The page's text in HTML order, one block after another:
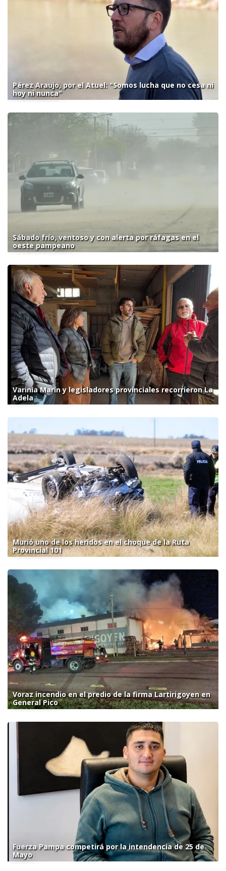
Pérez Araujo, por el Atuel: "Somos lucha que no cesa ni
hoy ni nunca"
Sábado frío, ventoso y con alerta por ráfagas en el
oeste pampeano
Varinia Marín y legisladores provinciales recorrieron La
Adela
Murió uno de los heridos en el choque de la Ruta
Provincial 101
Voraz incendio en el predio de la firma Lartirigoyen en
General Pico
Fuerza Pampa competirá por la intendencia de 25 de
Mayo